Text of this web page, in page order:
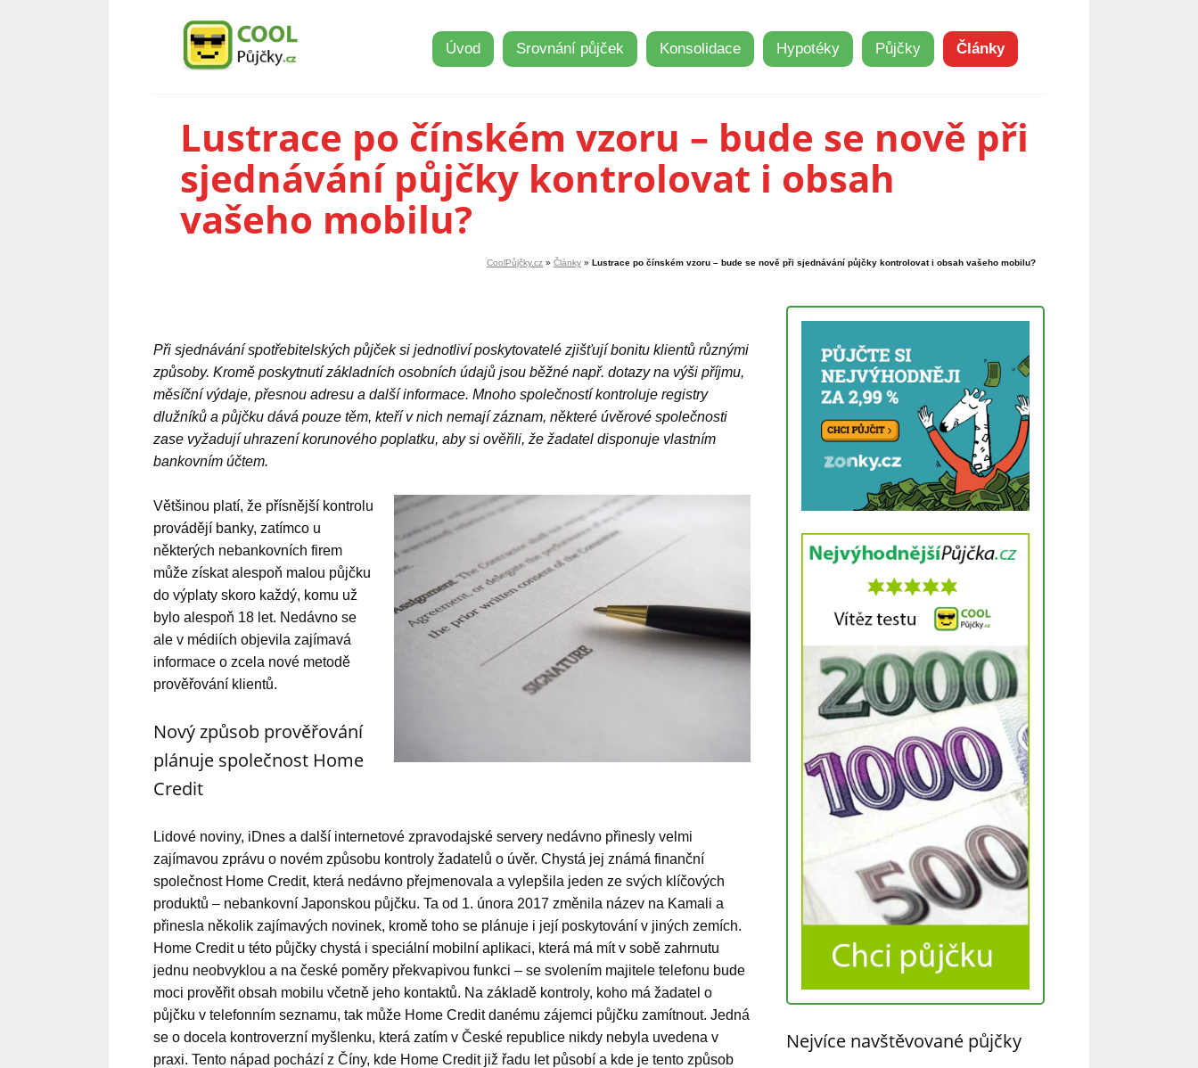
Úvod Srovnání půjček Konsolidace Hypotéky Půjčky Články
Lustrace po čínském vzoru – bude se nově při
sjednávání půjčky kontrolovat i obsah
vašeho mobilu?
CoolPůjčky.cz » Články » Lustrace po čínském vzoru – bude se nově při sjednávání půjčky kontrolovat i obsah vašeho mobilu?
Při sjednávání spotřebitelských půjček si jednotliví poskytovatelé zjišťují bonitu klientů různými
způsoby. Kromě poskytnutí základních osobních údajů jsou běžné např. dotazy na výši příjmu,
měsíční výdaje, přesnou adresu a další informace. Mnoho společností kontroluje registry
dlužníků a půjčku dává pouze těm, kteří v nich nemají záznam, některé úvěrové společnosti
zase vyžadují uhrazení korunového poplatku, aby si ověřili, že žadatel disponuje vlastním
bankovním účtem.
Většinou platí, že přísnější kontrolu
provádějí banky, zatímco u
některých nebankovních firem
může získat alespoň malou půjčku
do výplaty skoro každý, komu už
bylo alespoň 18 let. Nedávno se
ale v médiích objevila zajímavá
informace o zcela nové metodě
prověřování klientů.
Nový způsob prověřování
plánuje společnost Home
Credit
Lidové noviny, iDnes a další internetové zpravodajské servery nedávno přinesly velmi
zajímavou zprávu o novém způsobu kontroly žadatelů o úvěr. Chystá jej známá finanční
společnost Home Credit, která nedávno přejmenovala a vylepšila jeden ze svých klíčových
produktů – nebankovní Japonskou půjčku. Ta od 1. února 2017 změnila název na Kamali a
přinesla několik zajímavých novinek, kromě toho se plánuje i její poskytování v jiných zemích.
Home Credit u této půjčky chystá i speciální mobilní aplikaci, která má mít v sobě zahrnutu
jednu neobvyklou a na české poměry překvapivou funkci – se svolením majitele telefonu bude
moci prověřit obsah mobilu včetně jeho kontaktů. Na základě kontroly, koho má žadatel o
půjčku v telefonním seznamu, tak může Home Credit danému zájemci půjčku zamítnout. Jedná
se o docela kontroverzní myšlenku, která zatím v České republice nikdy nebyla uvedena v
praxi. Tento nápad pochází z Číny, kde Home Credit již řadu let působí a kde je tento způsob
Nejvíce navštěvované půjčky